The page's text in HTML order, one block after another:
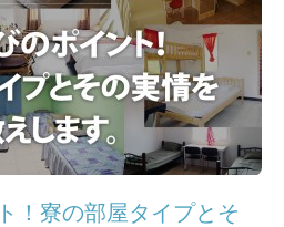
！寮の部屋タイプとそ